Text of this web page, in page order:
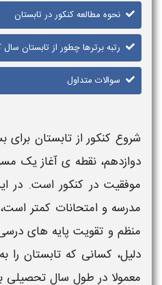
نحوه مطالعه کنکور در تابستان
رتبه برترها چطور از تابستان سال
سوالات متداول
شروع کنکور از تابستان برای
دوازدهم، نقطه ی آغاز یک
موفقیت در کنکوراست. در
مدرسه و امتحانات کمتر
منظم و تقویت پایه های
دلیل، کسانی که تابستان را
معمولا در طول سال